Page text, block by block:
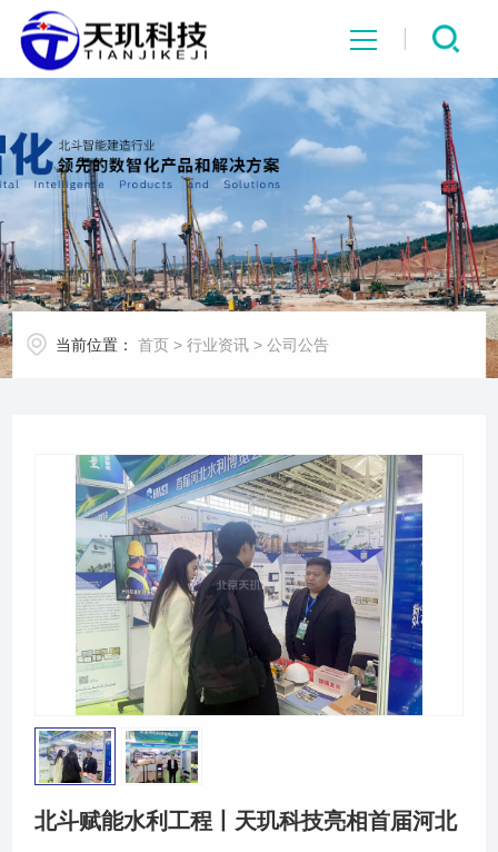
网站首页
系统中心
解决方案
项目案例
行业资讯
关于我们
当前位置： 首页 >行业资讯 >公司公告
北斗赋能水利工程丨天玑科技亮相首届河北